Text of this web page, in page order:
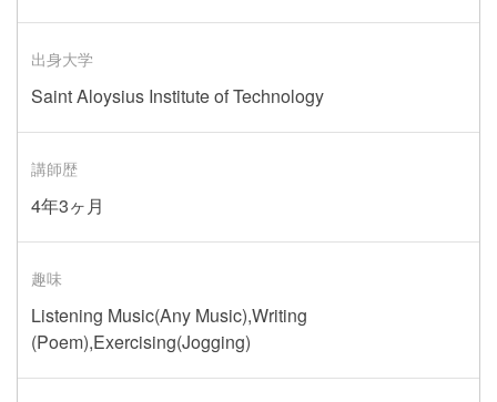
出身大学
Saint Aloysius Institute of Technology
講師歴
4年3ヶ月
趣味
Listening Music(Any Music),Writing
(Poem),Exercising(Jogging)